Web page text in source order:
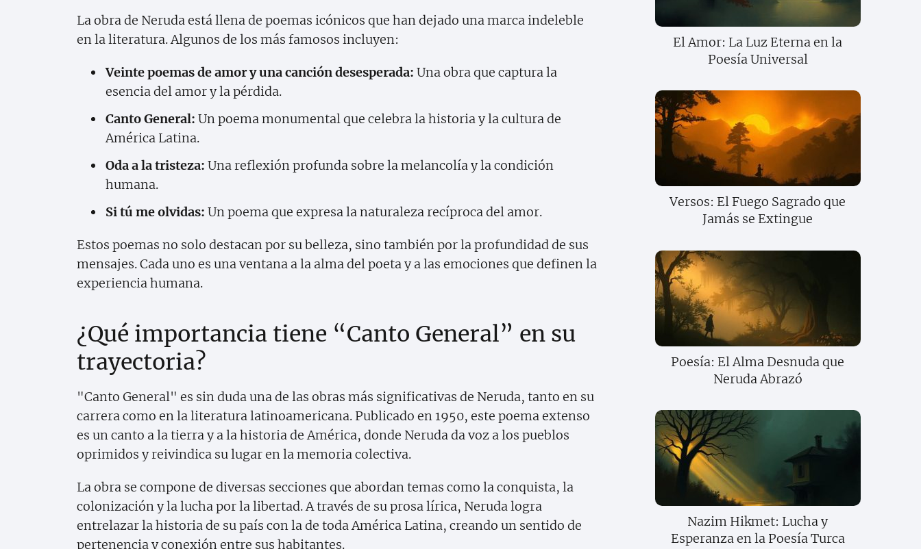
La obra de Neruda está llena de poemas icónicos que han dejado una marca indeleble
en la literatura. Algunos de los más famosos incluyen:
Veinte poemas de amor y una canción desesperada: Una obra que captura la
esencia del amor y la pérdida.
Canto General: Un poema monumental que celebra la historia y la cultura de
América Latina.
Oda a la tristeza: Una reflexión profunda sobre la melancolía y la condición
humana.
Si tú me olvidas: Un poema que expresa la naturaleza recíproca del amor.
Estos poemas no solo destacan por su belleza, sino también por la profundidad de sus
mensajes. Cada uno es una ventana a la alma del poeta y a las emociones que definen la
experiencia humana.
¿Qué importancia tiene “Canto General” en su
trayectoria?
"Canto General" es sin duda una de las obras más significativas de Neruda, tanto en su
carrera como en la literatura latinoamericana. Publicado en 1950, este poema extenso
es un canto a la tierra y a la historia de América, donde Neruda da voz a los pueblos
oprimidos y reivindica su lugar en la memoria colectiva.
La obra se compone de diversas secciones que abordan temas como la conquista, la
colonización y la lucha por la libertad. A través de su prosa lírica, Neruda logra
entrelazar la historia de su país con la de toda América Latina, creando un sentido de
pertenencia y conexión entre sus habitantes.
El Amor: La Luz Eterna en la
Poesía Universal
Versos: El Fuego Sagrado que
Jamás se Extingue
Poesía: El Alma Desnuda que
Neruda Abrazó
Nazim Hikmet: Lucha y
Esperanza en la Poesía Turca